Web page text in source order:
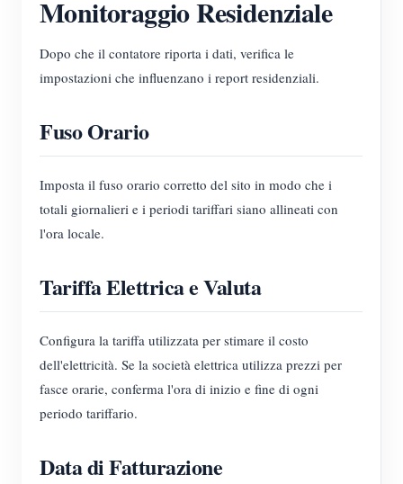
Monitoraggio Residenziale
Dopo che il contatore riporta i dati, verifica le
impostazioni che influenzano i report residenziali.
Fuso Orario
Imposta il fuso orario corretto del sito in modo che i
totali giornalieri e i periodi tariffari siano allineati con
l'ora locale.
Tariffa Elettrica e Valuta
Configura la tariffa utilizzata per stimare il costo
dell'elettricità. Se la società elettrica utilizza prezzi per
fasce orarie, conferma l'ora di inizio e fine di ogni
periodo tariffario.
Data di Fatturazione